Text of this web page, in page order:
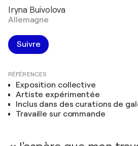
Iryna Buivolova
Allemagne
Suivre
RÉFÉRENCES
Exposition collective
Artiste expérimentée
Inclus dans des curations de
Travaille sur commande